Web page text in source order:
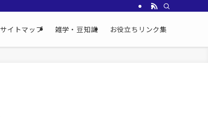
サイトマップ 雑学・豆知識 お役立ちリンク集